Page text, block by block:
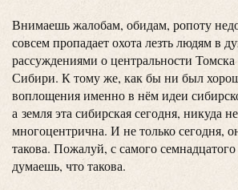
Внимаешь жалобам, обидам, ропоту
совсем пропадает охота лезть людям в
рассуждениями о центральности
Сибири. К тому же, как бы ни был
воплощения именно в нём идеи
а земля эта сибирская сегодня, никуда
многоцентрична. И не только сегодня,
такова. Пожалуй, с самого
думаешь, что такова.